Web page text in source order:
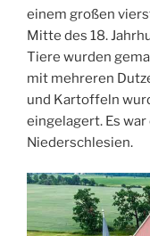
einem großen
Mitte des 18.
Tiere wurden
mit mehreren
und Kartoffeln
eingelagert. Es
Niederschlesien.